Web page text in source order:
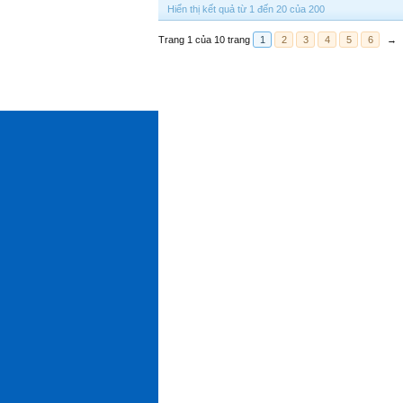
Hiển thị kết quả từ 1 đến 20 của 200
Trang 1 của 10 trang 1 2 3 4 5 6 →